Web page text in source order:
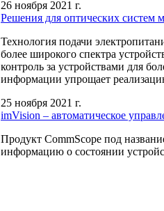
26 ноября 2021 г.
Решения для оптических систем
Технология подачи
более широкого спектра
контроль за устройствами для
информации упрощает
25 ноября 2021 г.
imVision – автоматическое
Продукт CommScope под
информацию о состоянии